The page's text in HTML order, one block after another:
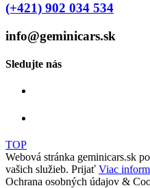
(+421) 902 034 534
info@geminicars.sk
Sledujte nás
TOP
Webová stránka geminicars.sk
vašich služieb. Prijať Viac
Ochrana osobných údajov &